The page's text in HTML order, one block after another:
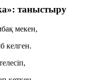
таныстыру
мекен,
келген.